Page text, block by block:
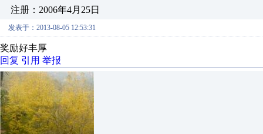
注册：2006年4月25日
发表于：2013-08-05 12:53:31
奖励好丰厚
回复 引用 举报